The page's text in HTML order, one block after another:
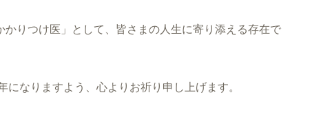
りつけ医」として、皆さまの人生に寄り添える存在で
なりますよう、心よりお祈り申し上げます。